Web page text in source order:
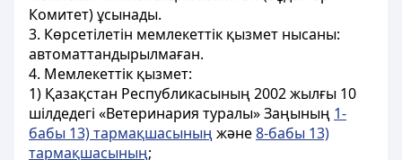
Комитет) ұсынады.
3. Көрсетілетін мемлекеттік қызмет нысаны:
автоматтандырылмаған.
4. Мемлекеттік қызмет:
1) Қазақстан Республикасының 2002 жылғы 10
шілдедегі «Ветеринария туралы» Заңының 1-
бабы 13) тармақшасының және8-бабы 13)
тармақшасының;